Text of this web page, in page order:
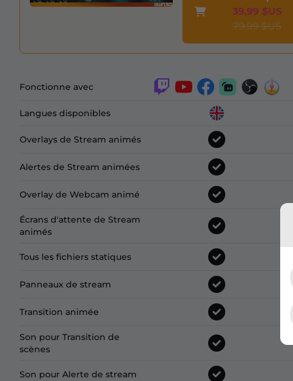
39,99 $US
79,99 $US
Fonctionne avec
Langues disponibles
Overlays de Stream animés
Alertes de Stream animées
Overlay de Webcam animé
Écrans d'attente de Stream
animés
Tous les fichiers statiques
Panneaux de stream
Transition animée
Son pour Transition de
scènes
Son pour Alerte de stream